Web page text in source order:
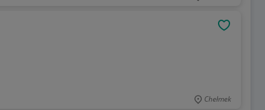
Chełmek